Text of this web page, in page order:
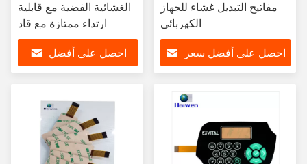
الغشائية الفضية مع قابلية
ارتداء ممتازة مع قاد
احصل على أفضل
مفاتيح التبديل غشاء للجهاز
الكهربائي
احصل على أفضل سعر